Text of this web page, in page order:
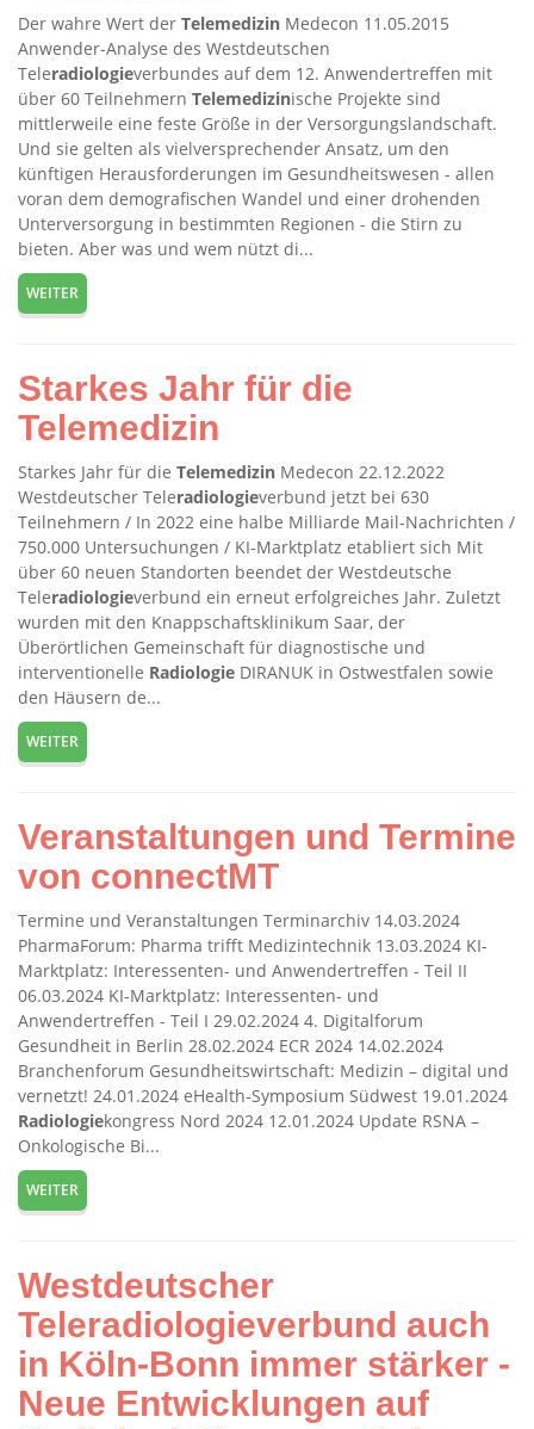
Der wahre Wert der Telemedizin Medecon 11.05.2015
Anwender-Analyse des Westdeutschen
Teleradiologieverbundes auf dem 12. Anwendertreffen mit
über 60 Teilnehmern Telemedizinische Projekte sind
mittlerweile eine feste Größe in der Versorgungslandschaft.
Und sie gelten als vielversprechender Ansatz, um den
künftigen Herausforderungen im Gesundheitswesen - allen
voran dem demografischen Wandel und einer drohenden
Unterversorgung in bestimmten Regionen - die Stirn zu
bieten. Aber was und wem nützt di...
WEITER
Starkes Jahr für die
Telemedizin
Starkes Jahr für die Telemedizin Medecon 22.12.2022
Westdeutscher Teleradiologieverbund jetzt bei 630
Teilnehmern / In 2022 eine halbe Milliarde Mail-Nachrichten /
750.000 Untersuchungen / KI-Marktplatz etabliert sich Mit
über 60 neuen Standorten beendet der Westdeutsche
Teleradiologieverbund ein erneut erfolgreiches Jahr. Zuletzt
wurden mit den Knappschaftsklinikum Saar, der
Überörtlichen Gemeinschaft für diagnostische und
interventionelle Radiologie DIRANUK in Ostwestfalen sowie
den Häusern de...
WEITER
Veranstaltungen und Termine
von connectMT
Termine und Veranstaltungen Terminarchiv 14.03.2024
PharmaForum: Pharma trifft Medizintechnik 13.03.2024 KI-
Marktplatz: Interessenten- und Anwendertreffen - Teil II
06.03.2024 KI-Marktplatz: Interessenten- und
Anwendertreffen - Teil I 29.02.2024 4. Digitalforum
Gesundheit in Berlin 28.02.2024 ECR 2024 14.02.2024
Branchenforum Gesundheitswirtschaft: Medizin – digital und
vernetzt! 24.01.2024 eHealth-Symposium Südwest 19.01.2024
Radiologiekongress Nord 2024 12.01.2024 Update RSNA –
Onkologische Bi...
WEITER
Westdeutscher
Teleradiologieverbund auch
in Köln-Bonn immer stärker -
Neue Entwicklungen auf